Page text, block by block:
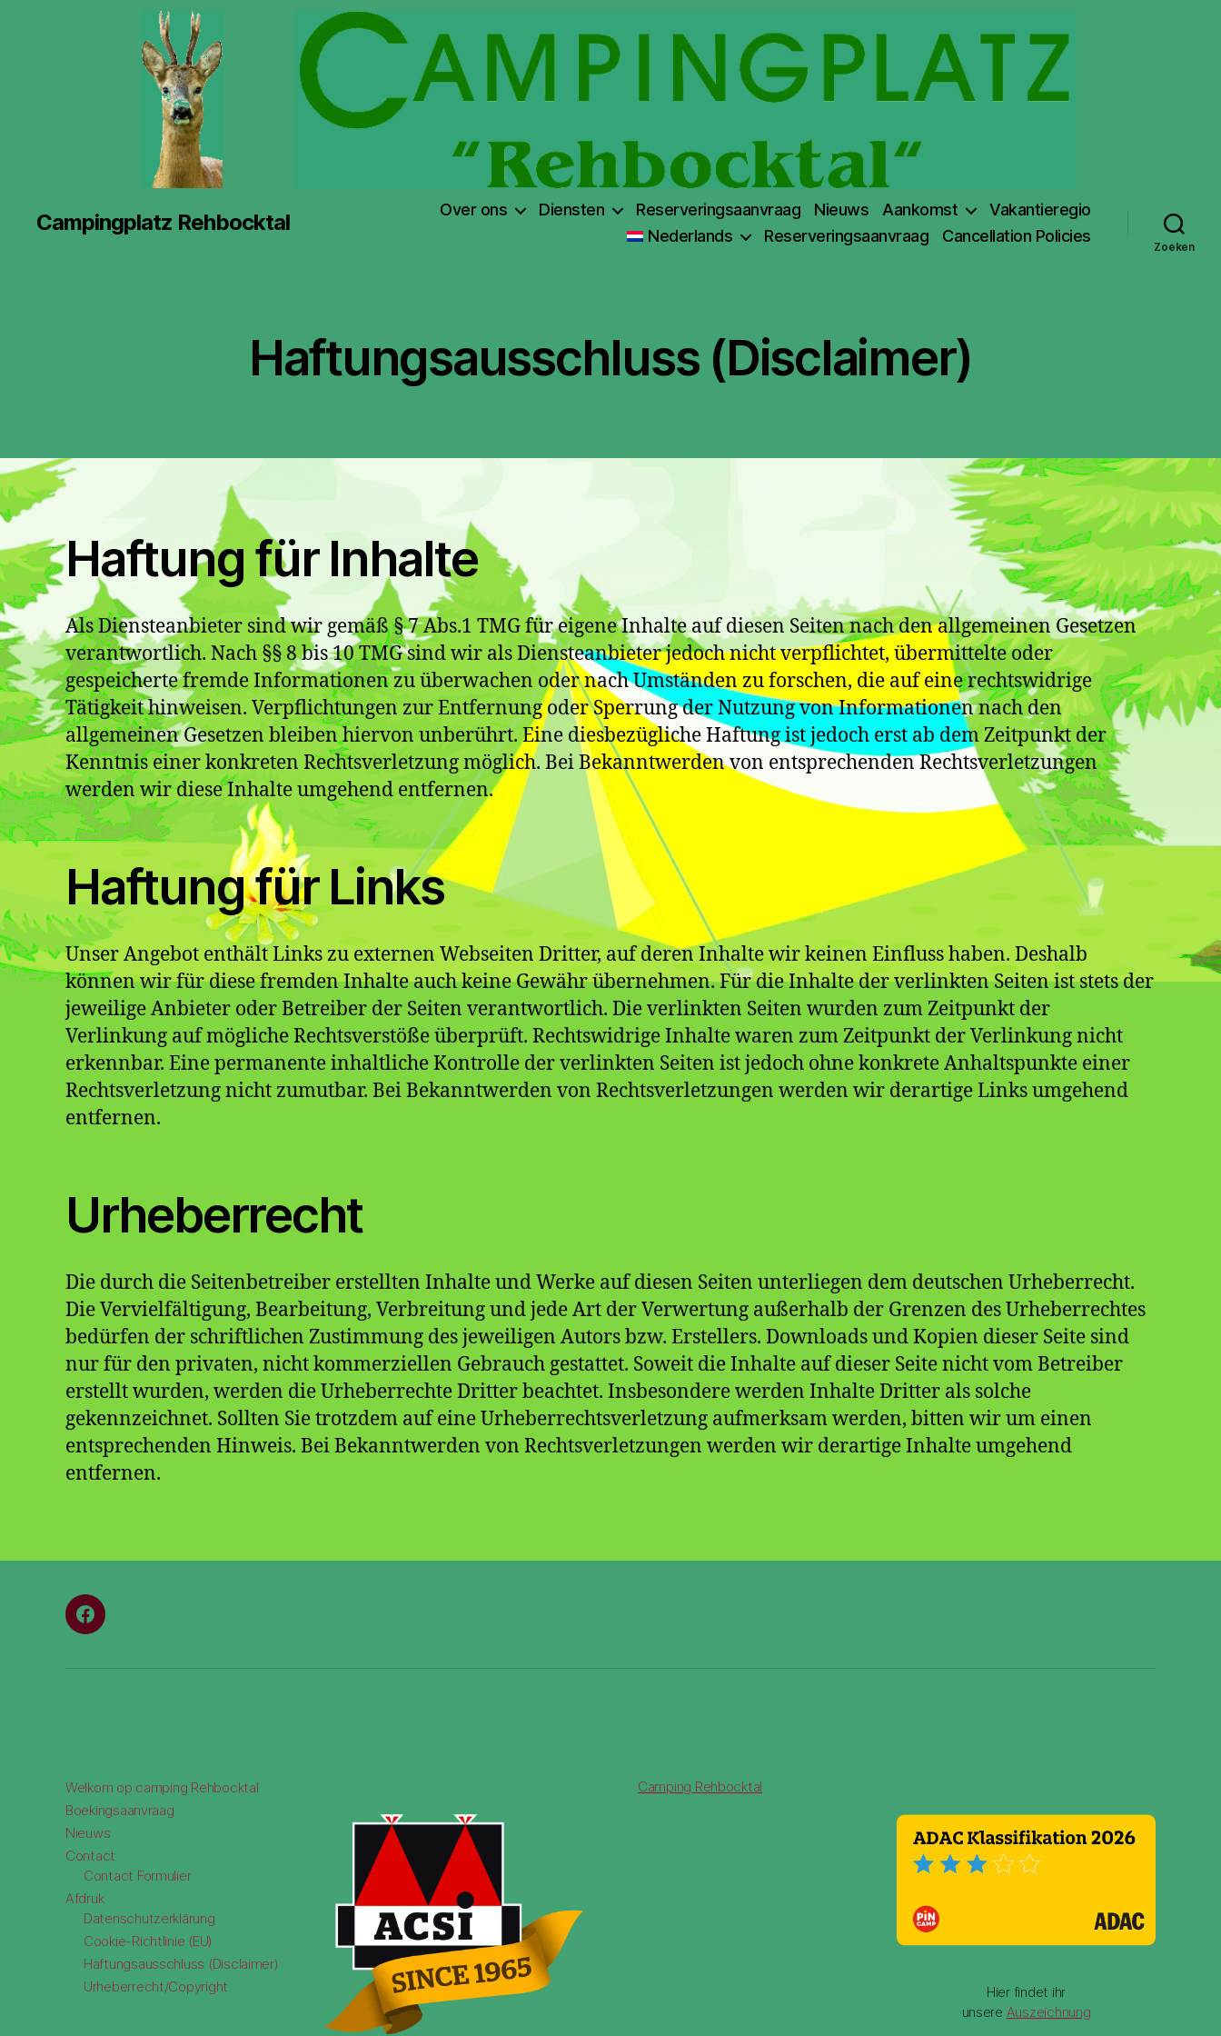
Campingplatz Rehbocktal Over ons Diensten Reserveringsaanvraag Nieuws Aankomst
Vakantieregio
Nederlands
Reserveringsaanvraag Cancellation Policies
Zoeken
Haftungsausschluss (Disclaimer)
Haftung für Inhalte
Als Diensteanbieter sind wir gemäß § 7 Abs.1 TMG für eigene Inhalte auf diesen Seiten nach den allgemeinen Gesetzen
verantwortlich. Nach §§ 8 bis 10 TMG sind wir als Diensteanbieter jedoch nicht verpflichtet, übermittelte oder
gespeicherte fremde Informationen zu überwachen oder nach Umständen zu forschen, die auf eine rechtswidrige
Tätigkeit hinweisen. Verpflichtungen zur Entfernung oder Sperrung der Nutzung von Informationen nach den
allgemeinen Gesetzen bleiben hiervon unberührt. Eine diesbezügliche Haftung ist jedoch erst ab dem Zeitpunkt der
Kenntnis einer konkreten Rechtsverletzung möglich. Bei Bekanntwerden von entsprechenden Rechtsverletzungen
werden wir diese Inhalte umgehend entfernen.
Haftung für Links
Unser Angebot enthält Links zu externen Webseiten Dritter, auf deren Inhalte wir keinen Einfluss haben. Deshalb
können wir für diese fremden Inhalte auch keine Gewähr übernehmen. Für die Inhalte der verlinkten Seiten ist stets der
jeweilige Anbieter oder Betreiber der Seiten verantwortlich. Die verlinkten Seiten wurden zum Zeitpunkt der
Verlinkung auf mögliche Rechtsverstöße überprüft. Rechtswidrige Inhalte waren zum Zeitpunkt der Verlinkung nicht
erkennbar. Eine permanente inhaltliche Kontrolle der verlinkten Seiten ist jedoch ohne konkrete Anhaltspunkte einer
Rechtsverletzung nicht zumutbar. Bei Bekanntwerden von Rechtsverletzungen werden wir derartige Links umgehend
entfernen.
Urheberrecht
Die durch die Seitenbetreiber erstellten Inhalte und Werke auf diesen Seiten unterliegen dem deutschen Urheberrecht.
Die Vervielfältigung, Bearbeitung, Verbreitung und jede Art der Verwertung außerhalb der Grenzen des Urheberrechtes
bedürfen der schriftlichen Zustimmung des jeweiligen Autors bzw. Erstellers. Downloads und Kopien dieser Seite sind
nur für den privaten, nicht kommerziellen Gebrauch gestattet. Soweit die Inhalte auf dieser Seite nicht vom Betreiber
erstellt wurden, werden die Urheberrechte Dritter beachtet. Insbesondere werden Inhalte Dritter als solche
gekennzeichnet. Sollten Sie trotzdem auf eine Urheberrechtsverletzung aufmerksam werden, bitten wir um einen
entsprechenden Hinweis. Bei Bekanntwerden von Rechtsverletzungen werden wir derartige Inhalte umgehend
entfernen.
Menüeintrag
Welkom op camping Rehbocktal
Boekingsaanvraag
Nieuws
Contact
Contact Formulier
Afdruk
Datenschutzerklärung
Cookie-Richtlinie (EU)
Haftungsausschluss (Disclaimer)
Urheberrecht/Copyright
Camping Rehbocktal
Hier findet ihr
unsere Auszeichnung